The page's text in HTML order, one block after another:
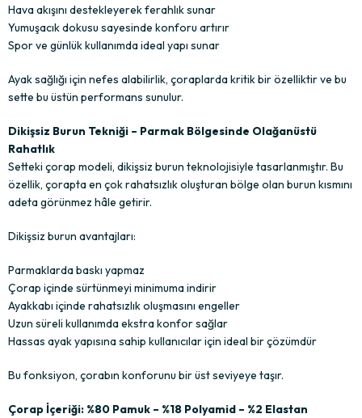
Hava akışını destekleyerek ferahlık sunar
Yumuşacık dokusu sayesinde konforu artırır
Spor ve günlük kullanımda ideal yapı sunar
Ayak sağlığı için nefes alabilirlik, çoraplarda kritik bir özelliktir ve bu
sette bu üstün performans sunulur.
Dikişsiz Burun Tekniği – Parmak Bölgesinde Olağanüstü
Rahatlık
Setteki çorap modeli, dikişsiz burun teknolojisiyle tasarlanmıştır. Bu
özellik, çorapta en çok rahatsızlık oluşturan bölge olan burun kısmını
adeta görünmez hâle getirir.
Dikişsiz burun avantajları:
Parmaklarda baskı yapmaz
Çorap içinde sürtünmeyi minimuma indirir
Ayakkabı içinde rahatsızlık oluşmasını engeller
Uzun süreli kullanımda ekstra konfor sağlar
Hassas ayak yapısına sahip kullanıcılar için ideal bir çözümdür
Bu fonksiyon, çorabın konforunu bir üst seviyeye taşır.
Çorap İçeriği: %80 Pamuk – %18 Polyamid – %2 Elastan